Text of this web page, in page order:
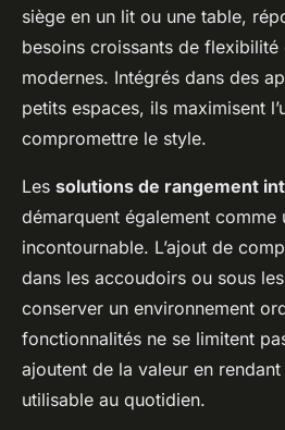
siège en un lit ou une table,
besoins croissants de flexibilité
modernes. Intégrés dans des
petits espaces, ils maximisent
compromettre le style.
Les solutions de rangement
démarquent également comme
incontournable. L’ajout de
dans les accoudoirs ou sous
conserver un environnement
fonctionnalités ne se limitent
ajoutent de la valeur en
utilisable au quotidien.